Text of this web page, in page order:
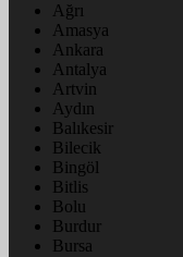
Ağrı
Amasya
Ankara
Antalya
Artvin
Aydın
Balıkesir
Bilecik
Bingöl
Bitlis
Bolu
Burdur
Bursa